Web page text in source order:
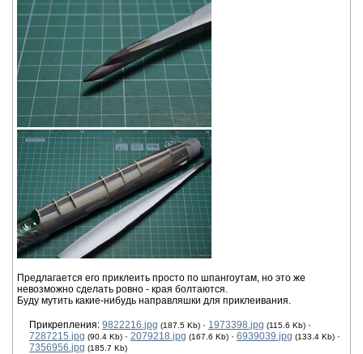
Предлагается его приклеить просто по шпангоутам, но это же
невозможно сделать ровно - края болтаются.
Буду мутить какие-нибудь направляшки для приклеивания.
Прикрепления: 9822216.jpg (187.5 Kb) · 1973398.jpg (115.6 Kb) ·
7287215.jpg (90.4 Kb) · 2079218.jpg (167.6 Kb) · 6939039.jpg (133.4 Kb) ·
7356956.jpg (185.7 Kb)